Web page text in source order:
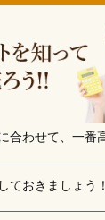
合わせて、一番
ておきましょう！